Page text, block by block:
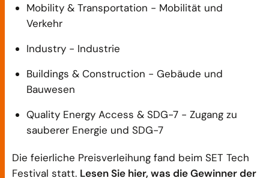
Mobility & Transportation - Mobilität und
Verkehr
Industry - Industrie
Buildings & Construction - Gebäude und
Bauwesen
Quality Energy Access & SDG-7 - Zugang zu
sauberer Energie und SDG-7
Die feierliche Preisverleihung fand beim SET Tech
Festival statt. Lesen Sie hier, was die Gewinner der